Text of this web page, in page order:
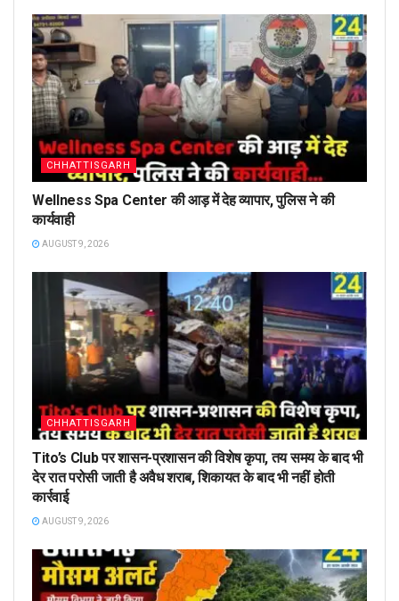
CHHATTISGARH
Wellness Spa Center की आड़ में देह व्यापार, पुलिस ने की
कार्यवाही
AUGUST 9, 2026
CHHATTISGARH
Tito’s Club पर शासन-प्रशासन की विशेष कृपा, तय समय के बाद भी
देर रात परोसी जाती है अवैध शराब, शिकायत के बाद भी नहीं होती
कार्रवाई
AUGUST 9, 2026